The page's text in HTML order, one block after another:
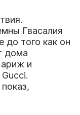
Гвасалия
до того как он
дома
и